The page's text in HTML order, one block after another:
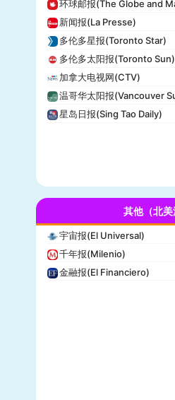
美国新闻与世界报道(U.S.
CBS Sports
全国广播公司(NBC)
The Verge
PCMag
休斯顿纪事报(Houston
赫芬顿邮报(Huffpost)
布赖特巴特新闻网
美联社(AP)
洛杉矶时报(Los Angeles
Insider
环球邮报(The Globe and
新闻报(La Presse)
多伦多星报(Toronto Star)
多伦多太阳报(Toronto Sun)
加拿大电视网(CTV)
温哥华太阳报(Vancouver
星岛日报(Sing Tao Daily)
其他（北美
宇宙报(El Universal)
千年报(Milenio)
金融报(El Financiero)